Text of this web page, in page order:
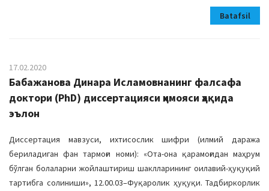
Batafsil
17.02.2020
Бабажанова Динара Исламовнанинг фалсафа
доктори (PhD) диссертацияси ҳимояси ҳақида
эълон
Диссертация мавзуси, ихтисослик шифри (илмий даража
бериладиган фан тармоғи номи): «Ота-она қарамоғидан маҳрум
бўлган болаларни жойлаштириш шаклларининг оилавий-ҳуқуқий
тартибга солиниши», 12.00.03–Фуқаролик ҳуқуқи. Тадбиркорлик